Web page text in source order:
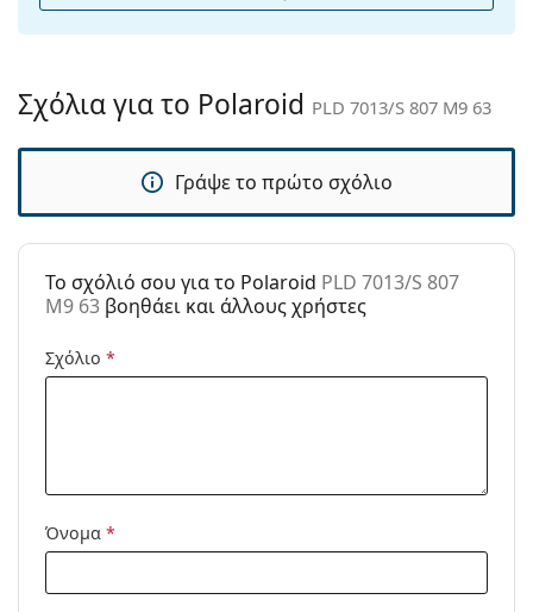
θήκη:
Άλλα
Τύπος:
Ανδρικά
Γυαλιά Ηλίου Επώνυμες Μάρκες
Χρήση:
Αθλητικά
Αθλητικά:
Τρέξιμο, Πεζοπορία
Προϊόντος /
Σχόλια για το Polaroid PLD 7013/S 807 M9 63
Γράψε το πρώτο σχόλιο
To σχόλιό σου για το Polaroid PLD 7013/S 807
M9 63 βοηθάει και άλλους χρήστες
Σχόλιο *
Όνομα *